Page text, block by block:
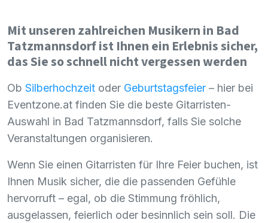
Mit unseren zahlreichen Musikern in Bad
Tatzmannsdorf ist Ihnen ein Erlebnis sicher,
das Sie so schnell nicht vergessen werden
Ob Silberhochzeit oder Geburtstagsfeier – hier bei
Eventzone.at finden Sie die beste Gitarristen-
Auswahl in Bad Tatzmannsdorf, falls Sie solche
Veranstaltungen organisieren.
Wenn Sie einen Gitarristen für Ihre Feier buchen, ist
Ihnen Musik sicher, die die passenden Gefühle
hervorruft – egal, ob die Stimmung fröhlich,
ausgelassen, feierlich oder besinnlich sein soll. Die